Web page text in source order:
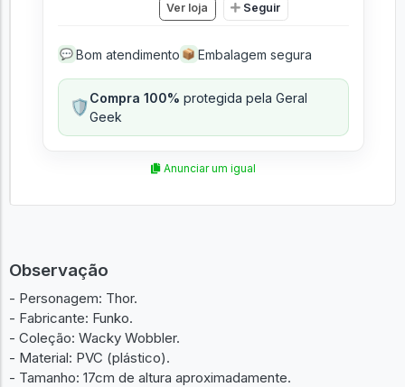
Ver loja Seguir
💬 Bom atendimento 📦 Embalagem segura
🛡️Compra 100% protegida pela Geral
Geek
Anunciar um igual
Observação
- Personagem: Thor.
- Fabricante: Funko.
- Coleção: Wacky Wobbler.
- Material: PVC (plástico).
- Tamanho: 17cm de altura aproximadamente.